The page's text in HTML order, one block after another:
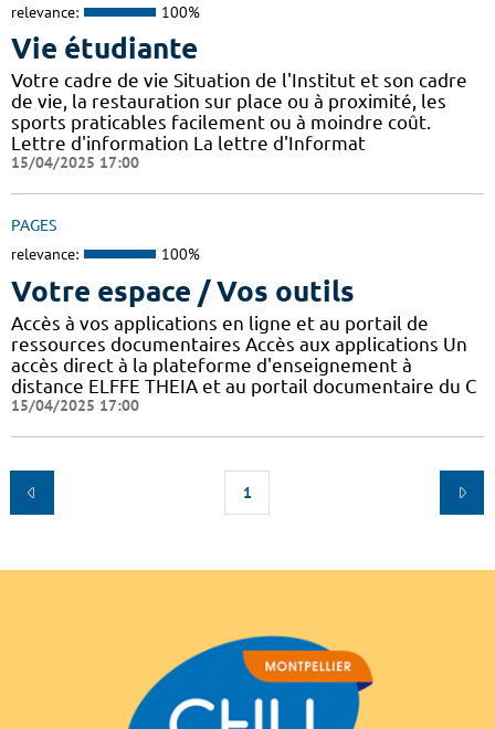
relevance: 100%
Vie étudiante
Votre cadre de vie Situation de l'Institut et son cadre
de vie, la restauration sur place ou à proximité, les
sports praticables facilement ou à moindre coût.
Lettre d'information La lettre d'Informat
15/04/2025 17:00
PAGES
relevance: 100%
Votre espace / Vos outils
Accès à vos applications en ligne et au portail de
ressources documentaires Accès aux applications Un
accès direct à la plateforme d'enseignement à
distance ELFFE THEIA et au portail documentaire du C
15/04/2025 17:00
1